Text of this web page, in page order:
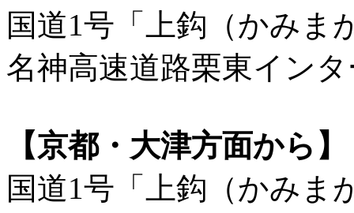
国道1号「上鈎（かみま
名神高速道路栗東イン
【京都・大津方面から】
国道1号「上鈎（かみま